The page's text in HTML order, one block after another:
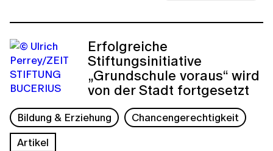
Erfolgreiche
Stiftungsinitiative
„Grundschule voraus“ wird
von der Stadt fortgesetzt
Bildung & Erziehung
Chancengerechtigkeit
Artikel